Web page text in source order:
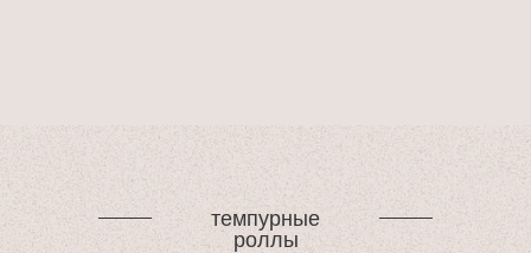
темпурные
роллы